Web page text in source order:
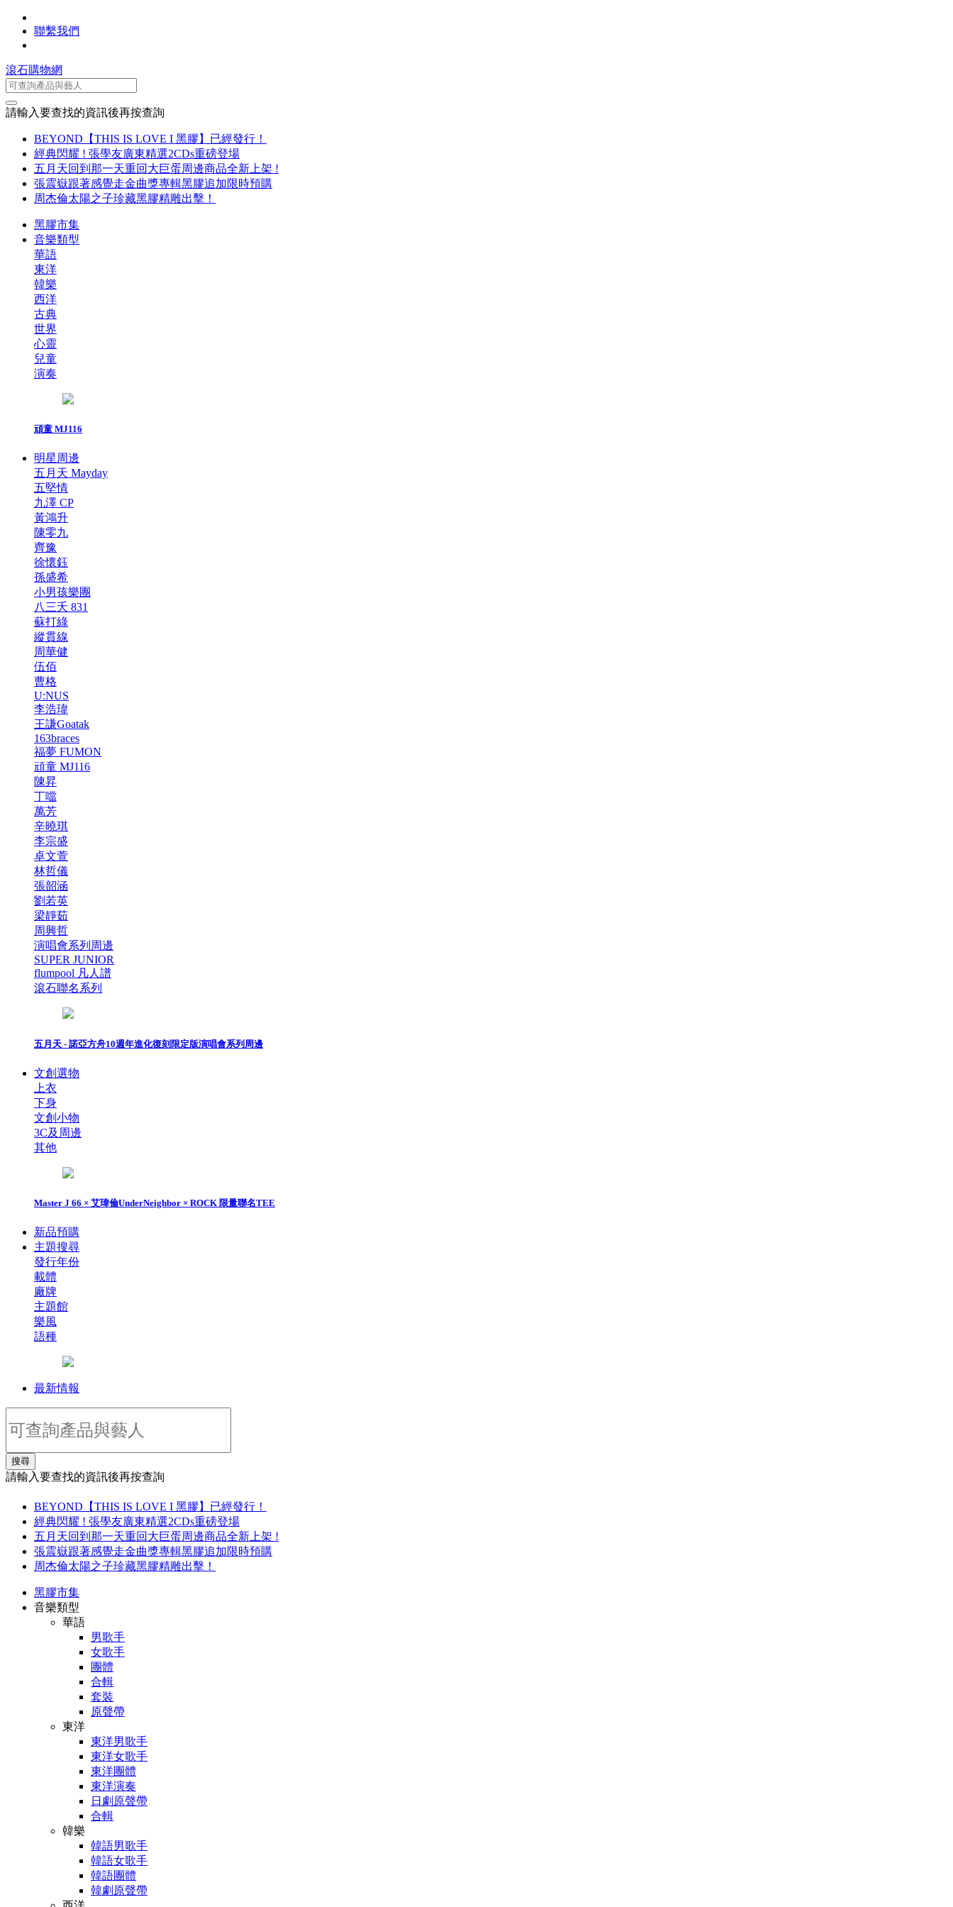
聯繫我們
滾石購物網
請輸入要查找的資訊後再按查詢
BEYOND【THIS IS LOVE I 黑膠】已經發行！
經典閃耀 ! 張學友廣東精選2CDs重磅登場
五月天回到那一天重回大巨蛋周邊商品全新上架 !
張震嶽跟著感覺走金曲獎專輯黑膠追加限時預購
周杰倫太陽之子珍藏黑膠精雕出擊！
黑膠市集
音樂類型
華語
東洋
韓樂
西洋
古典
世界
心靈
兒童
演奏
頑童 MJ116
明星周邊
五月天 Mayday
五堅情
九澤 CP
黃鴻升
陳零九
齊豫
徐懷鈺
孫盛希
小男孩樂團
八三夭 831
蘇打綠
縱貫線
周華健
伍佰
曹格
U:NUS
李浩瑋
王謙Goatak
163braces
福夢 FUMON
頑童 MJ116
陳昇
丁噹
萬芳
辛曉琪
李宗盛
卓文萱
林哲儀
張韶涵
劉若英
梁靜茹
周興哲
演唱會系列周邊
SUPER JUNIOR
flumpool 凡人譜
滾石聯名系列
五月天 - 諾亞方舟10週年進化復刻限定版演唱會系列周邊
文創選物
上衣
下身
文創小物
3C及周邊
其他
Master J 66 × 艾瑋倫UnderNeighbor × ROCK 限量聯名TEE
新品預購
主題搜尋
發行年份
載體
廠牌
主題館
樂風
語種
最新情報
搜尋
請輸入要查找的資訊後再按查詢
BEYOND【THIS IS LOVE I 黑膠】已經發行！
經典閃耀 ! 張學友廣東精選2CDs重磅登場
五月天回到那一天重回大巨蛋周邊商品全新上架 !
張震嶽跟著感覺走金曲獎專輯黑膠追加限時預購
周杰倫太陽之子珍藏黑膠精雕出擊！
黑膠市集
音樂類型
華語
男歌手
女歌手
團體
合輯
套裝
原聲帶
東洋
東洋男歌手
東洋女歌手
東洋團體
東洋演奏
日劇原聲帶
合輯
韓樂
韓語男歌手
韓語女歌手
韓語團體
韓劇原聲帶